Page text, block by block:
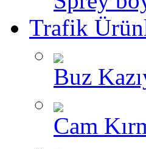
Trafik
Buz
Cam